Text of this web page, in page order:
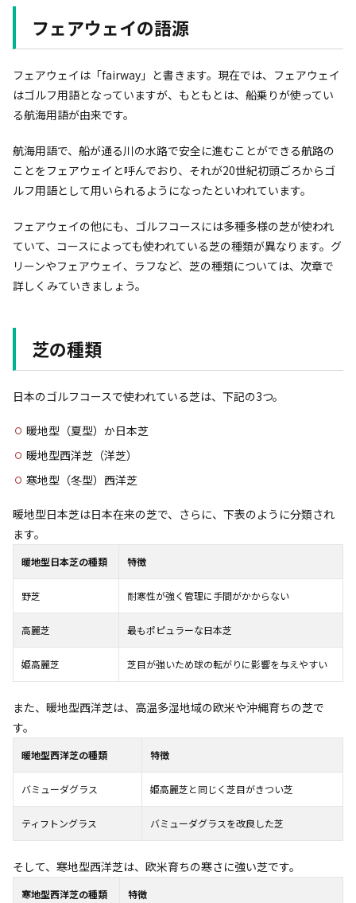
フェアウェイの語源
フェアウェイは「fairway」と書きます。現在では、フェアウェイ
はゴルフ用語となっていますが、もともとは、船乗りが使ってい
る航海用語が由来です。
航海用語で、船が通る川の水路で安全に進むことができる航路の
ことをフェアウェイと呼んでおり、それが20世紀初頭ごろからゴ
ルフ用語として用いられるようになったといわれています。
フェアウェイの他にも、ゴルフコースには多種多様の芝が使われ
ていて、コースによっても使われている芝の種類が異なります。グ
リーンやフェアウェイ、ラフなど、芝の種類については、次章で
詳しくみていきましょう。
芝の種類
日本のゴルフコースで使われている芝は、下記の3つ。
暖地型（夏型）か日本芝
暖地型西洋芝（洋芝）
寒地型（冬型）西洋芝
暖地型日本芝は日本在来の芝で、さらに、下表のように分類され
ます。
暖地型日本芝の種類 特徴
野芝 耐寒性が強く管理に手間がかからない
高麗芝 最もポピュラーな日本芝
姫高麗芝 芝目が強いため球の転がりに影響を与えやすい
また、暖地型西洋芝は、高温多湿地域の欧米や沖縄育ちの芝で
す。
暖地型西洋芝の種類 特徴
バミューダグラス 姫高麗芝と同じく芝目がきつい芝
ティフトングラス バミューダグラスを改良した芝
そして、寒地型西洋芝は、欧米育ちの寒さに強い芝です。
寒地型西洋芝の種類 特徴